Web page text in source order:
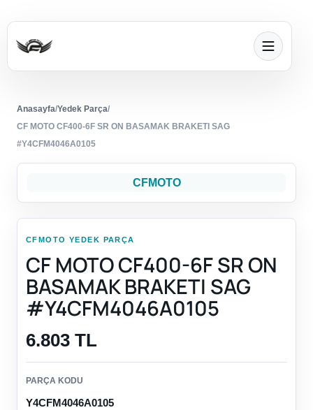
Anasayfa/Yedek Parça/
CF MOTO CF400-6F SR ON BASAMAK BRAKETI SAG
#Y4CFM4046A0105
CFMOTO
CFMOTO YEDEK PARÇA
CF MOTO CF400-6F SR ON
BASAMAK BRAKETI SAG
#Y4CFM4046A0105
6.803 TL
PARÇA KODU
Y4CFM4046A0105